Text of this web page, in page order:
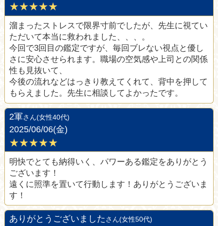
★★★★★
溜まったストレスで限界寸前でしたが、先生に視てい
ただいて本当に救われました、、、。
今回で3回目の鑑定ですが、毎回ブレない視点と優し
さに安心させられます。職場の空気感や上司との関係
性も見抜いて、
今後の流れなどはっきり教えてくれて、背中を押して
もらえました。先生に相談してよかったです。
2軍さん(女性40代)
2025/06/06(金)
★★★★★
明快でとても納得いく、パワーある鑑定をありがとう
ございます！
遠くに照準を置いて行動します！ありがとうございま
す！
ありがとうございましたさん(女性50代)